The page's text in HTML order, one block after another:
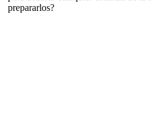
prepararlos?